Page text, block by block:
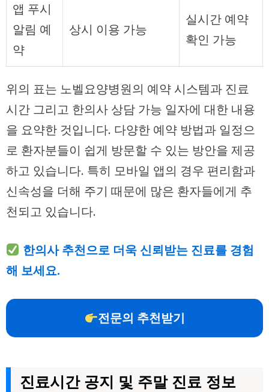
앱 푸시
알림 예
약
상시 이용 가능
실시간 예약
확인 가능
위의 표는 노벨요양병원의 예약 시스템과 진료
시간 그리고 한의사 상담 가능 일자에 대한 내용
을 요약한 것입니다. 다양한 예약 방법과 일정으
로 환자분들이 쉽게 방문할 수 있는 방안을 제공
하고 있습니다. 특히 모바일 앱의 경우 편리함과
신속성을 더해 주기 때문에 많은 환자들에게 추
천되고 있습니다.
한의사 추천으로 더욱 신뢰받는 진료를 경험
해 보세요.
전문의 추천받기
진료시간 공지 및 주말 진료 정보